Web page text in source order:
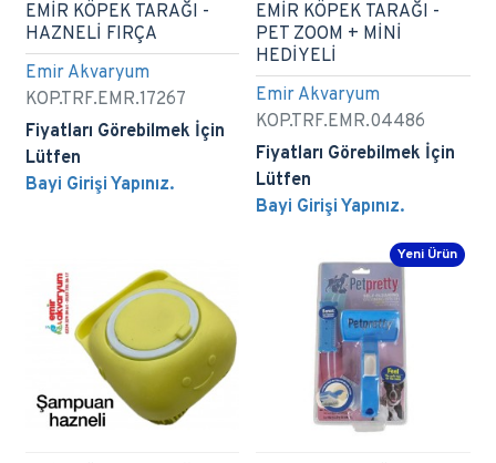
Emir Akvaryum
KOP.TRF.EMR.17267
EMİR KÖPEK TARAĞI -
HAZNELİ FIRÇA
Fiyatları Görebilmek İçin
Lütfen
Bayi Girişi Yapınız.
Emir Akvaryum
KOP.TRF.EMR.04486
EMİR KÖPEK TARAĞI -
PET ZOOM + MİNİ
HEDİYELİ
Fiyatları Görebilmek İçin
Lütfen
Bayi Girişi Yapınız.
Yeni Ürün